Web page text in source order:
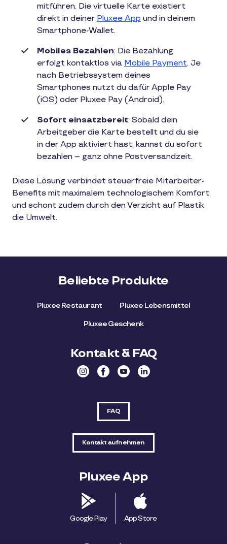
mitführen. Die virtuelle Karte existiert
direkt in deiner Pluxee App und in deinem
Smartphone-Wallet.
Mobiles Bezahlen: Die Bezahlung
erfolgt kontaktlos via Mobile Payment. Je
nach Betriebssystem deines
Smartphones nutzt du dafür Apple Pay
(iOS) oder Pluxee Pay (Android).
Sofort einsatzbereit: Sobald dein
Arbeitgeber die Karte bestellt und du sie
in der App aktiviert hast, kannst du sofort
bezahlen – ganz ohne Postversandzeit.
Diese Lösung verbindet steuerfreie Mitarbeiter-
Benefits mit maximalem technologischem Komfort
und schont zudem durch den Verzicht auf Plastik
die Umwelt.
Beliebte Produkte
Pluxee Restaurant Pluxee Lebensmittel
Pluxee Geschenk
Kontakt & FAQ
FAQ
Kontakt aufnehmen
Pluxee App
Google Play App Store